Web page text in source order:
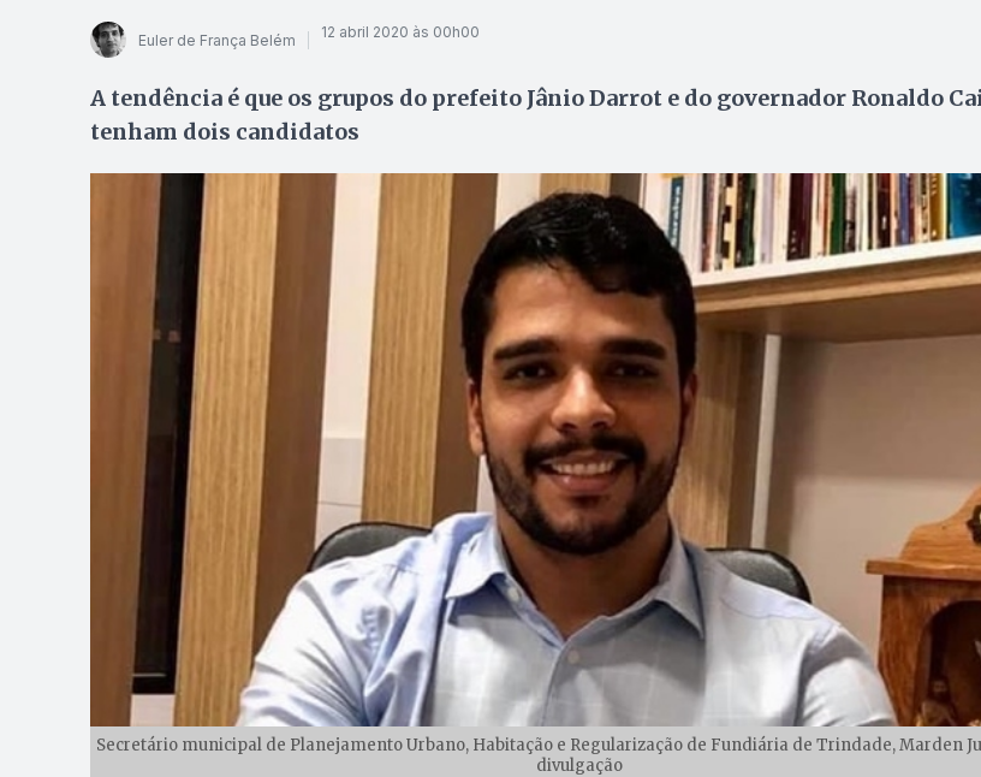
Euler de França Belém 12 abril 2020 às 00h00
A tendência é que os grupos do prefeito Jânio Darrot e do governador Ronaldo
tenham dois candidatos
Secretário municipal de Planejamento Urbano, Habitação e Regularização de Fundiária de Trindade, Marden
divulgação